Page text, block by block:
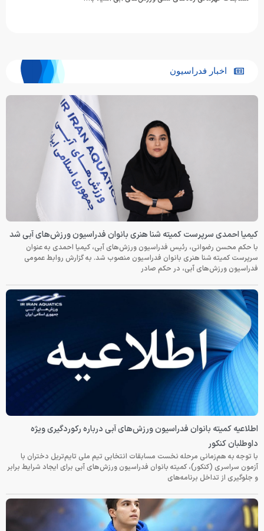
اخبار فدراسیون
کیمیا احمدی سرپرست کمیته شنا هنری بانوان فدراسیون ورزش‌های آبی شد
با حکم محسن رضوانی، رئیس فدراسیون ورزش‌های آبی، کیمیا احمدی به عنوان
سرپرست کمیته شنا هنری بانوان فدراسیون منصوب شد. به گزارش روابط عمومی
فدراسیون ورزش‌های آبی، در حکم صادر
اطلاعیه کمیته بانوان فدراسیون ورزش‌های آبی درباره رکوردگیری ویژه
داوطلبان کنکور
با توجه به هم‌زمانی مرحله نخست مسابقات انتخابی تیم ملی تایم‌تریل دختران با
آزمون سراسری (کنکور)، کمیته بانوان فدراسیون ورزش‌های آبی برای ایجاد شرایط برابر
و جلوگیری از تداخل برنامه‌های